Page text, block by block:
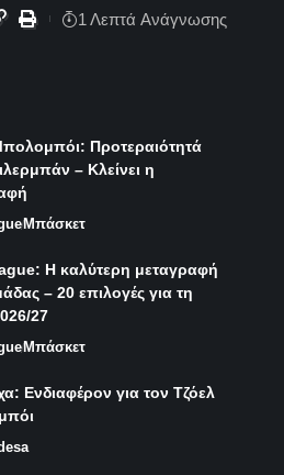
1 Λεπτά Aνάγνωσης
Προτεραιότητά
– Κλείνει η
Μπάσκετ
Η καλύτερη μεταγραφή
– 20 επιλογές για τη
27
Μπάσκετ
Ενδιαφέρον για τον Τζόελ